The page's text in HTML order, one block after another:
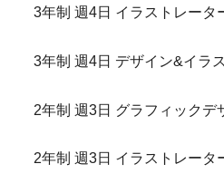
3年制 週4日 イラストレータ
3年制 週4日 デザイン&イラ
2年制 週3日 グラフィックデ
2年制 週3日 イラストレータ